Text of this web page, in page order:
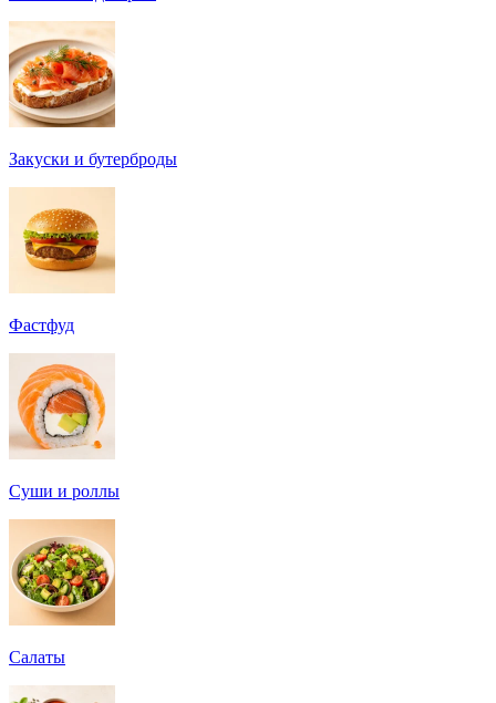
Закуски и бутерброды
Фастфуд
Суши и роллы
Салаты